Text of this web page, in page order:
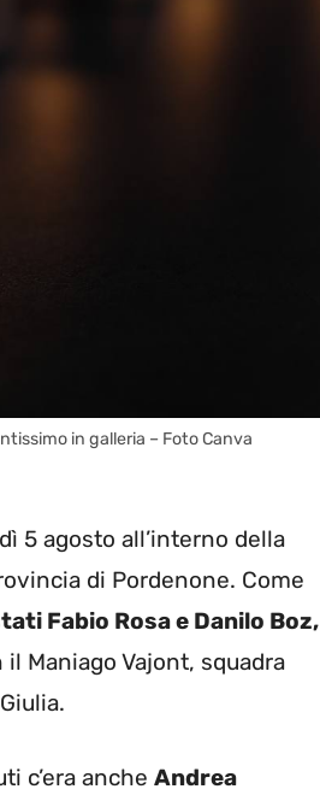
in galleria – Foto Canva
5 agosto all’interno della
di Pordenone. Come
Fabio Rosa e Danilo Boz,
Maniago Vajont, squadra
c’era anche Andrea